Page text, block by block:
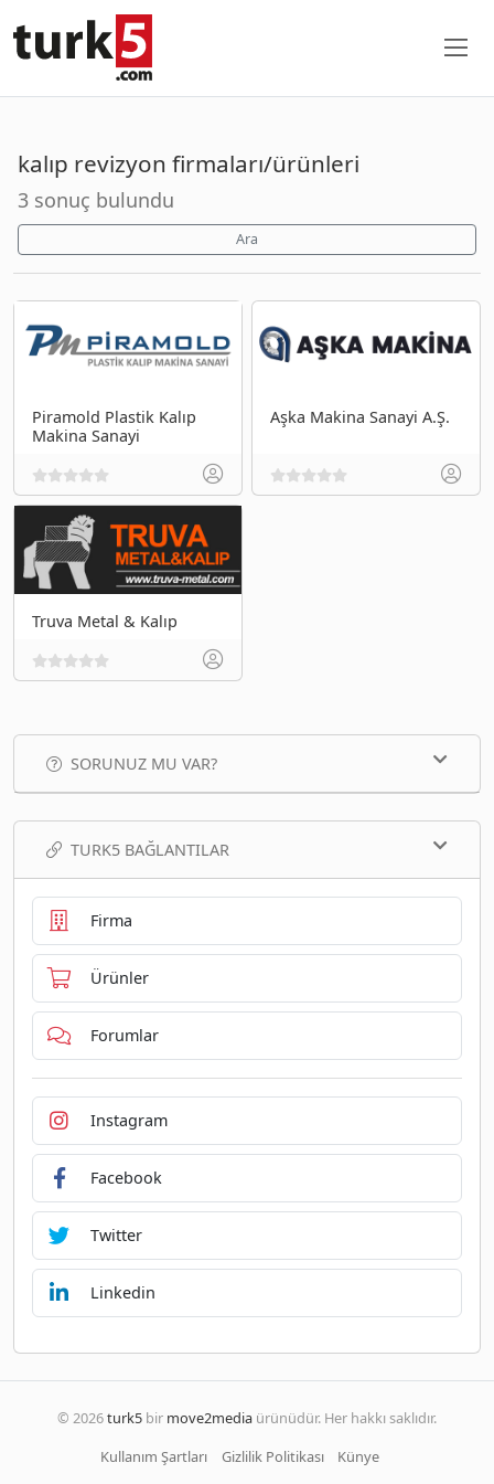
kalıp revizyon firmaları/ürünleri
3 sonuç bulundu
Ara
Piramold Plastik Kalıp
Makina Sanayi
Aşka Makina Sanayi A.Ş.
Truva Metal & Kalıp
SORUNUZ MU VAR?
TURK5 BAĞLANTILAR
Firma
Ürünler
Forumlar
Instagram
Facebook
Twitter
Linkedin
© 2026turk5 bir move2media ürünüdür. Her hakkı saklıdır.
Kullanım Şartları
Gizlilik Politikası Künye